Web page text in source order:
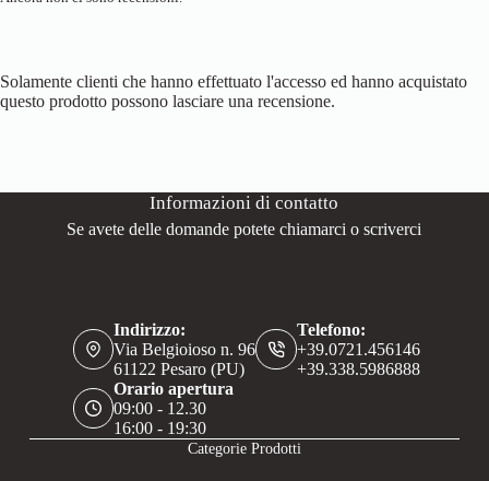
Solamente clienti che hanno effettuato l'accesso ed hanno acquistato
questo prodotto possono lasciare una recensione.
Informazioni di contatto
Se avete delle domande potete chiamarci o scriverci
Indirizzo:
Via Belgioioso n. 96
61122 Pesaro (PU)
Telefono:
+39.0721.456146
+39.338.5986888
Orario apertura
09:00 - 12.30
16:00 - 19:30
Categorie Prodotti